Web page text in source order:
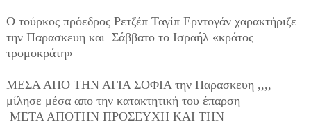
Ο τούρκος πρόεδρος Ρετζέπ Ταγίπ Ερντογάν χαρακτήριζε
την Παρασκευη και Σάββατο το Ισραήλ «κράτος
τρομοκράτη»
MEΣΑ ΑΠΟ ΤΗΝ ΑΓΙΑ ΣΟΦΙΑ την Παρασκευη ,,,,
μίλησε μέσα απο την κατακτητική του έπαρση
ΜΕΤΑ ΑΠΟΤΗΝ ΠΡΟΣΕΥΧΗ ΚΑΙ ΤΗΝ